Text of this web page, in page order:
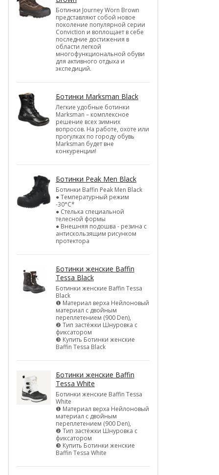
Ботинки Journey Worn Brown
представляют собой новое
поколение популярной серии
Conviction и воплощает в себе
последние достижения в
области легкой
многофункциональной обуви
для активного отдыха и
экспедиций.
Ботинки Marksman Black
Легкие удобные ботинки
Marksman – комплексное
решение всех зимних
вопросов. На работе, охоте или
прогулках по городу обувь
Marksman будет вне
конкуренции!
Ботинки Peak Men Black
Ботинки Baffin Peak Men Black
● Температурный режим
-30°С*
● Стелька специальной
телесной формы
● Внешняя подошва - резина с
антискользящим рисунком
протектора
Ботинки женские Baffin
Tessa Black
Ботинки женские Baffin Tessa
Black
❶ Материал верха Нейлоновый
материал с двойным
переплетением (900 Den),
❷ Тип застёжки Шнуровка с
фиксатором
❸ Купить Ботинки женские
Baffin Tessa Black
Ботинки женские Baffin
Tessa White
Ботинки женские Baffin Tessa
White
❶ Материал верха Нейлоновый
материал с двойным
переплетением (900 Den),
❷ Тип застёжки Шнуровка с
фиксатором
❸ Купить Ботинки женские
Baffin Tessa White